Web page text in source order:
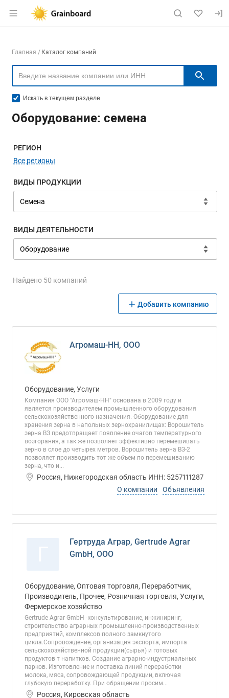
Раздел навигации по сайту
Навигация по компаниям
Главная Каталог компаний
Искать в текущем разделе
Оборудование: семена
Меню навигации
РЕГИОН
Все регионы
ВИДЫ ПРОДУКЦИИ
ВИДЫ ДЕЯТЕЛЬНОСТИ
Найдено 50 компаний
Добавить компанию
Агромаш-НН, ООО
Оборудование, Услуги
Компания ООО "Агромаш-НН" основана в 2009 году и
является производителем промышленного оборудования
сельскохозяйственного назначения. Оборудование для
хранения зерна в напольных зернохранилищах: Ворошитель
зерна ВЗ предотвращает появление очагов температурного
возгорания, а так же позволяет эффективно перемешивать
зерно в слое до четырех метров. Ворошитель зерна ВЗ-2
позволяет производить тот же объем по перемешиванию
зерна, что и...
Россия, Нижегородская область ИНН: 5257111287
О компании
Объявления
Гертруда Аграр, Gertrude Agrar
GmbH, ООО
Оборудование, Оптовая торговля, Переработчик,
Производитель, Прочее, Розничная торговля, Услуги,
Фермерское хозяйство
Gertrude Agrar GmbH -консультирование, инжиниринг,
строительство аграрных промышленно-производственных
предприятий, комплексов полного замкнутого
цикла.Сопровождение, организация экспорта, импорта
сельскохозяйственной продукции(сырья) и готовых
продуктов т напитков. Создание аграрно-индустриальных
парков. Изготовление и поставка линий переработки
молока, мяса, сопровождающей продукции, включая
глубокую переработку. При обращении просим...
Россия, Кировская область